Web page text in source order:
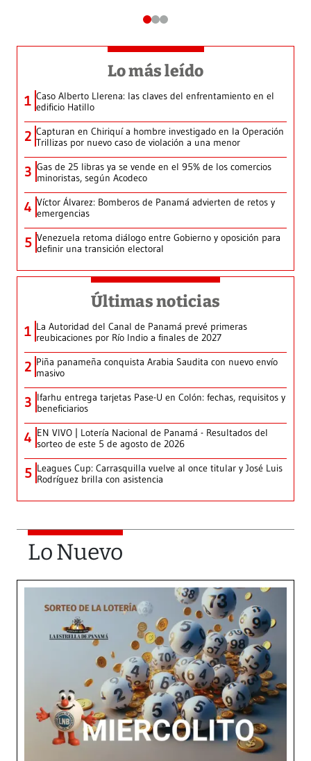
Lo más leído
1 Caso Alberto Llerena: las claves del enfrentamiento en el
edificio Hatillo
2 Capturan en Chiriquí a hombre investigado en la Operación
Trillizas por nuevo caso de violación a una menor
3 Gas de 25 libras ya se vende en el 95% de los comercios
minoristas, según Acodeco
4 Víctor Álvarez: Bomberos de Panamá advierten de retos y
emergencias
5 Venezuela retoma diálogo entre Gobierno y oposición para
definir una transición electoral
Últimas noticias
1 La Autoridad del Canal de Panamá prevé primeras
reubicaciones por Río Indio a finales de 2027
2 Piña panameña conquista Arabia Saudita con nuevo envío
masivo
3 Ifarhu entrega tarjetas Pase-U en Colón: fechas, requisitos y
beneficiarios
4 EN VIVO | Lotería Nacional de Panamá - Resultados del
sorteo de este 5 de agosto de 2026
5 Leagues Cup: Carrasquilla vuelve al once titular y José Luis
Rodríguez brilla con asistencia
Lo Nuevo